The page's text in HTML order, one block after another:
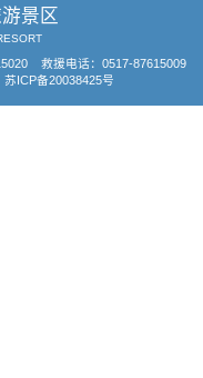
景区
救援电话：0517-87615009
苏ICP备20038425号